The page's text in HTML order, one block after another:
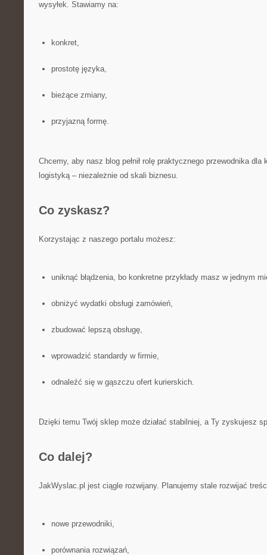
wysyłek. Stawiamy na:
konkret,
prostotę języka,
bieżące zmiany,
przyjazną formę.
Chcemy, aby nasz blog pełnił rolę praktycznego przewodnika
logistyką – niezależnie od skali biznesu.
Co zyskasz?
Korzystając z naszego portalu możesz:
uniknąć błądzenia, bo konkretne przykłady masz w jednym
obniżyć wydatki obsługi zamówień,
zbudować lepszą obsługę,
wprowadzić standardy w firmie,
odnaleźć się w gąszczu ofert kurierskich.
Dzięki temu Twój sklep może działać stabilniej, a Ty zyskujesz
Co dalej?
JakWyslac.pl jest ciągle rozwijany. Planujemy stale rozwijać
nowe przewodniki,
porównania rozwiązań,